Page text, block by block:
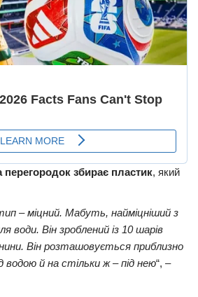
перегородок збирає пластик, який
– міцний. Мабуть, найміцніший з
води. Він зроблений із 10 шарів
Він розташовується приблизно
й на стільки ж – під нею“, –